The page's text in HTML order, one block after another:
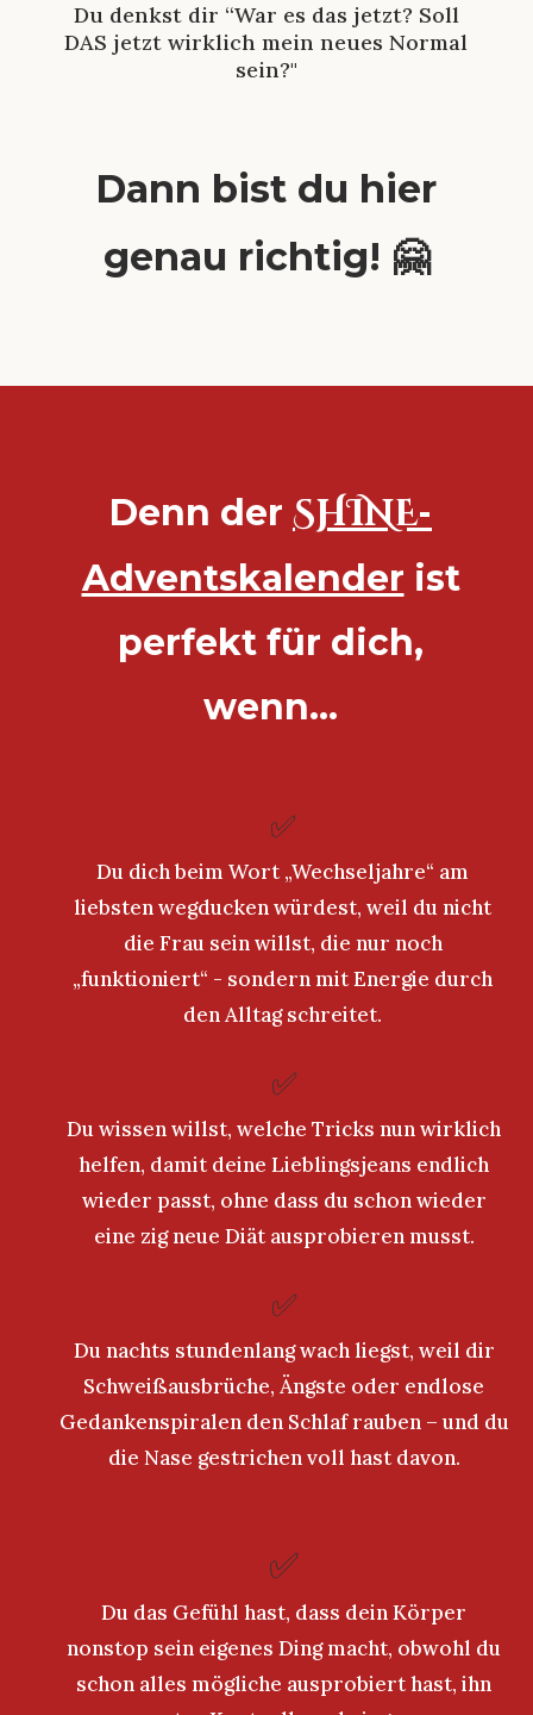
Du denkst dir “War es das jetzt? Soll
DAS jetzt wirklich mein neues Normal
sein?"
Dann bist du hier
genau richtig! 🤗
Denn der SHINE-
Adventskalender ist
perfekt für dich,
wenn…
✅
Du dich beim Wort „Wechseljahre“ am
liebsten wegducken würdest, weil du nicht
die Frau sein willst, die nur noch
„funktioniert“ - sondern mit Energie durch
den Alltag schreitet.
✅
Du wissen willst, welche Tricks nun wirklich
helfen, damit deine Lieblingsjeans endlich
wieder passt, ohne dass du schon wieder
eine zig neue Diät ausprobieren musst.
✅
Du nachts stundenlang wach liegst, weil dir
Schweißausbrüche, Ängste oder endlose
Gedankenspiralen den Schlaf rauben – und du
die Nase gestrichen voll hast davon.
✅
Du das Gefühl hast, dass dein Körper
nonstop sein eigenes Ding macht, obwohl du
schon alles mögliche ausprobiert hast, ihn